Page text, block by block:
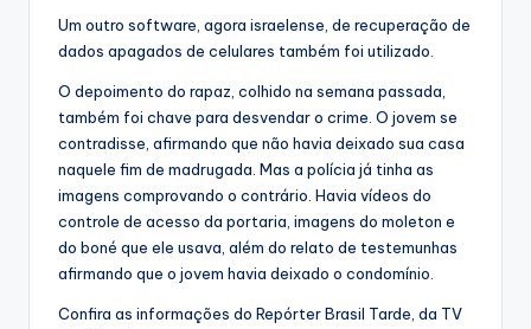
Um outro software, agora israelense, de recuperação de
dados apagados de celulares também foi utilizado.
O depoimento do rapaz, colhido na semana passada,
também foi chave para desvendar o crime. O jovem se
contradisse, afirmando que não havia deixado sua casa
naquele fim de madrugada. Mas a polícia já tinha as
imagens comprovando o contrário. Havia vídeos do
controle de acesso da portaria, imagens do moleton e
do boné que ele usava, além do relato de testemunhas
afirmando que o jovem havia deixado o condomínio.
Confira as informações do Repórter Brasil Tarde, da TV